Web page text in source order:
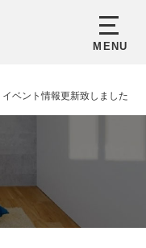
イベント情報更新致しました